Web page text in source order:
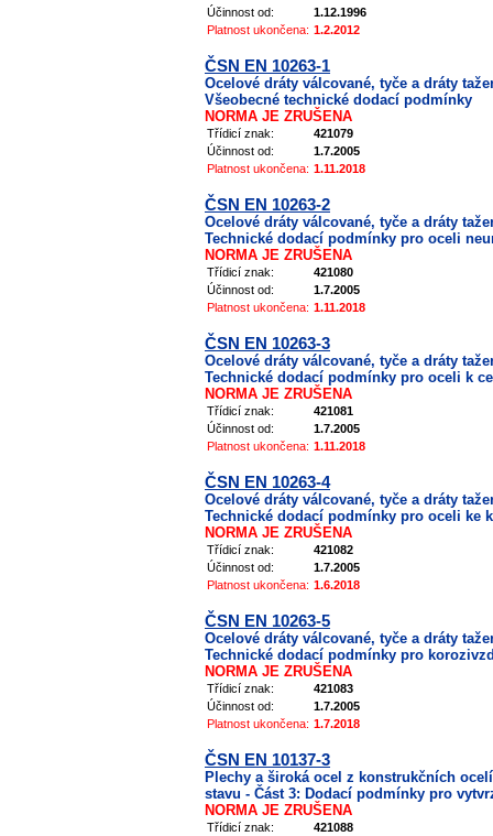
Účinnost od:
1.12.1996
Platnost ukončena: 1.2.2012
ČSN EN 10263-1
Ocelové dráty válcované, tyče a dráty
Všeobecné technické dodací podmínky
NORMA JE ZRUŠENA
Třídicí znak:
421079
Účinnost od:
1.7.2005
Platnost ukončena: 1.11.2018
ČSN EN 10263-2
Ocelové dráty válcované, tyče a dráty
Technické dodací podmínky pro oceli
NORMA JE ZRUŠENA
Třídicí znak:
421080
Účinnost od:
1.7.2005
Platnost ukončena: 1.11.2018
ČSN EN 10263-3
Ocelové dráty válcované, tyče a dráty
Technické dodací podmínky pro oceli k
NORMA JE ZRUŠENA
Třídicí znak:
421081
Účinnost od:
1.7.2005
Platnost ukončena: 1.11.2018
ČSN EN 10263-4
Ocelové dráty válcované, tyče a dráty
Technické dodací podmínky pro oceli ke
NORMA JE ZRUŠENA
Třídicí znak:
421082
Účinnost od:
1.7.2005
Platnost ukončena: 1.6.2018
ČSN EN 10263-5
Ocelové dráty válcované, tyče a dráty
Technické dodací podmínky pro
NORMA JE ZRUŠENA
Třídicí znak:
421083
Účinnost od:
1.7.2005
Platnost ukončena: 1.7.2018
ČSN EN 10137-3
Plechy a široká ocel z konstrukčních
stavu - Část 3: Dodací podmínky pro
NORMA JE ZRUŠENA
Třídicí znak:
421088